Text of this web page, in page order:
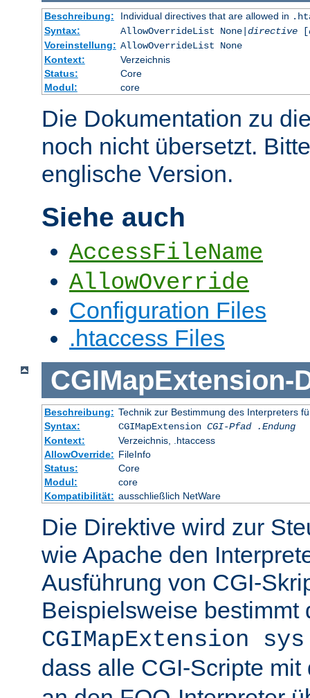
Beschreibung: Individual directives that are allowed in
Syntax:
AllowOverrideList None| directive[
Voreinstellung: AllowOverrideList None
Kontext:
Verzeichnis
Status:
Core
Modul:
core
Die Dokumentation zu
noch nicht übersetzt.
englische Version.
Siehe auch
AccessFileName
AllowOverride
Configuration Files
.htaccess Files
CGIMapExtension-
Beschreibung: Technik zur Bestimmung des Interpreters
Syntax:
CGIMapExtension CGI-Pfad
.Endung
Kontext:
Verzeichnis, .htaccess
AllowOverride: FileInfo
Status:
Core
Modul:
core
Kompatibilität: ausschließlich NetWare
Die Direktive wird zur
wie Apache den
Ausführung von CGI-
Beispielsweise bestimmt
CGIMapExtension
dass alle CGI-Scripte